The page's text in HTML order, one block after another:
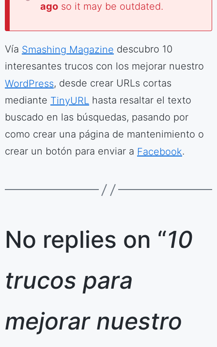
ago so it may be outdated.
Vía Smashing Magazine descubro 10
interesantes trucos con los mejorar nuestro
WordPress, desde crear URLs cortas
mediante TinyURL hasta resaltar el texto
buscado en las búsquedas, pasando por
como crear una página de mantenimiento o
crear un botón para enviar a Facebook.
No replies on “10
trucos para
mejorar nuestro